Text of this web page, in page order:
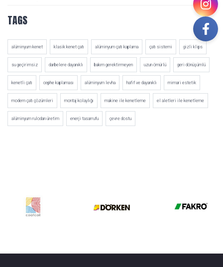
TAGS
alüminyum kenet klasik kenet çatı alüminyum çatı kaplama çatı sistemi gizli klips
su geçirimsiz darbelere dayanıklı bakım gerektirmeyen uzun ömürlü geri dönüşümlü
kenetli çatı cephe kaplaması alüminyum levha hafif ve dayanıklı mimari estetik
modern çatı çözümleri montaj kolaylığı makine ile kenetleme el aletleri ile kenetleme
alüminyum rulodan üretim enerji tasarrufu çevre dostu